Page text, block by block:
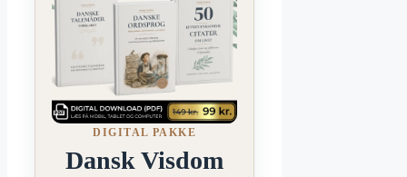
DIGITAL PAKKE
Dansk Visdom